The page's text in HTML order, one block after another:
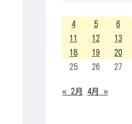
4
5 6
11
12 13
18
19 20
25
26 27
« 2月 4月 »